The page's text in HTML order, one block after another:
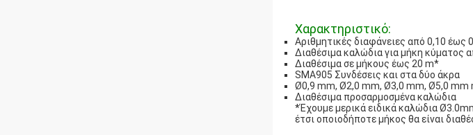
Χαρακτηριστικό:
Αριθμητικές διαφάνειες από 0,10 έως
Διαθέσιμα καλώδια για μήκη κύματος
Διαθέσιμα σε μήκους έως 20 m*
SMA905 Συνδέσεις και στα δύο άκρα
Ø0,9 mm, Ø2,0 mm, Ø3,0 mm, Ø5,0 mm
Διαθέσιμα προσαρμοσμένα καλώδια
*Έχουμε μερικά ειδικά καλώδια
έτσι οποιοδήποτε μήκος θα είναι